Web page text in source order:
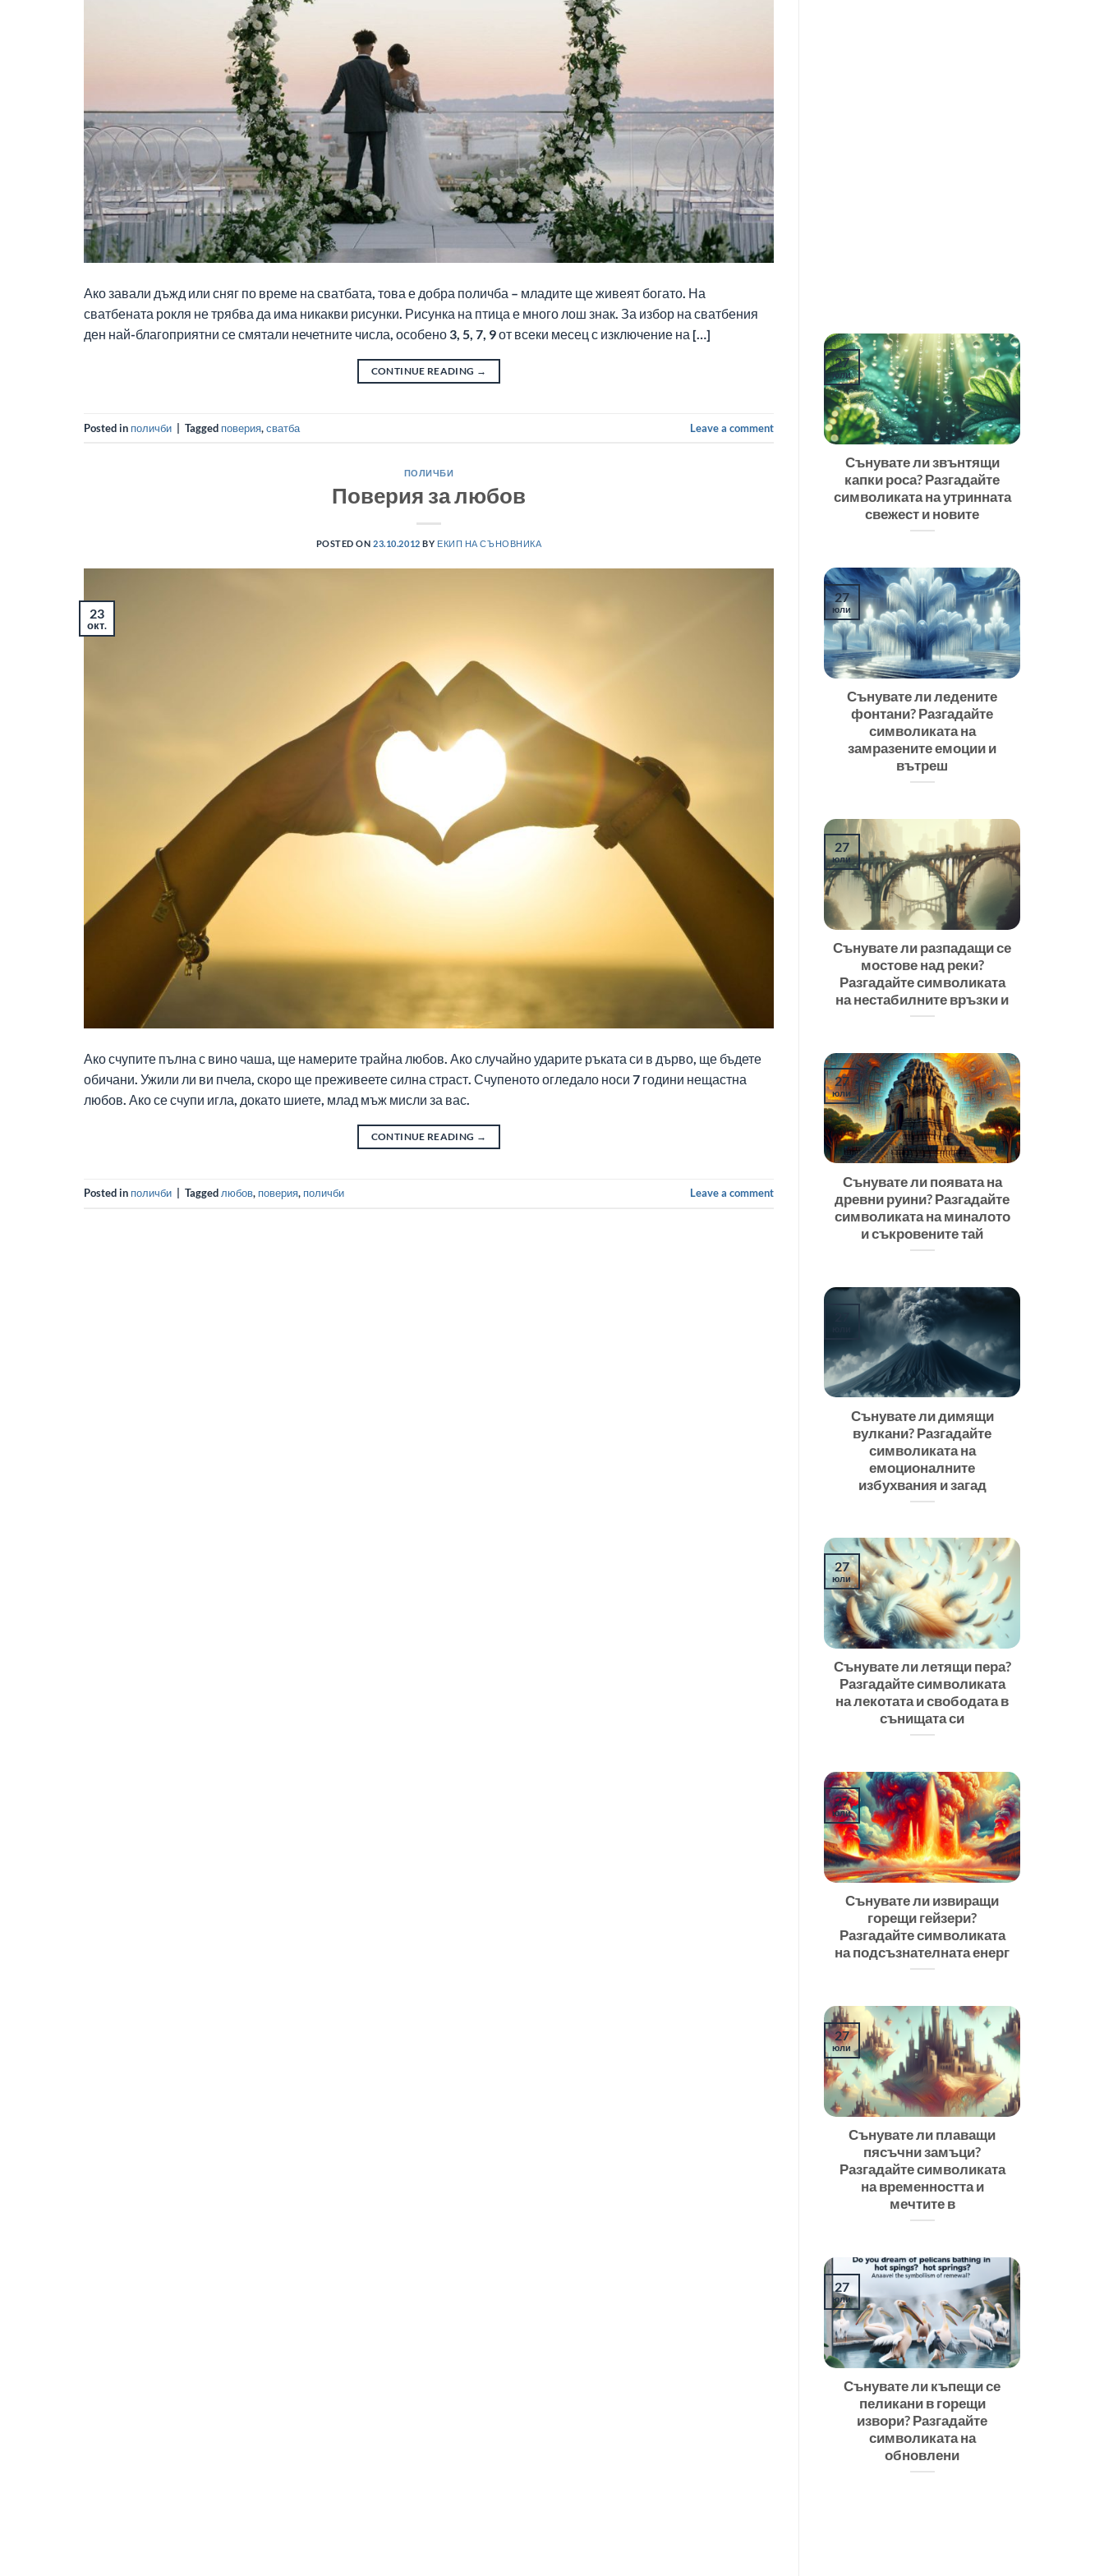
Ако завали дъжд или сняг по време на сватбата, това е добра поличба – младите ще живеят богато. На
сватбената рокля не трябва да има никакви рисунки. Рисунка на птица е много лош знак. За избор на сватбения
ден най-благоприятни се смятали нечетните числа, особено 3, 5, 7, 9 от всеки месец с изключение на […]
CONTINUE READING →
Posted in поличби | Tagged поверия,сватба Leave a comment
ПОЛИЧБИ
Поверия за любов
POSTED ON23.10.2012 BY ЕКИП НА СЪНОВНИКА
23
окт.
Ако счупите пълна с вино чаша, ще намерите трайна любов. Ако случайно ударите ръката си в дърво, ще бъдете
обичани. Ужили ли ви пчела, скоро ще преживеете силна страст. Счупеното огледало носи 7 години нещастна
любов. Ако се счупи игла, докато шиете, млад мъж мисли за вас.
CONTINUE READING →
Posted in поличби Taggedлюбов, поверия, поличби Leave a comment
Сънувате ли звънтящи
капки роса? Разгадайте
символиката на утринната
свежест и новите
27
юли
Сънувате ли ледените
фонтани? Разгадайте
символиката на
замразените емоции и
вътреш
27
юли
Сънувате ли разпадащи се
мостове над реки?
Разгадайте символиката
на нестабилните връзки и
27
юли
Сънувате ли появата на
древни руини? Разгадайте
символиката на миналото
и съкровените тай
27
юли
Сънувате ли димящи
вулкани? Разгадайте
символиката на
емоционалните
избухвания и загад
Сънувате ли летящи пера?
Разгадайте символиката
на лекотата и свободата в
сънищата си
27
юли
Сънувате ли извиращи
горещи гейзери?
Разгадайте символиката
на подсъзнателната енерг
27
юли
Сънувате ли плаващи
пясъчни замъци?
Разгадайте символиката
на временността и
мечтите в
27
юли
Сънувате ли къпещи се
пеликани в горещи
извори? Разгадайте
символиката на
обновлени
27
юли